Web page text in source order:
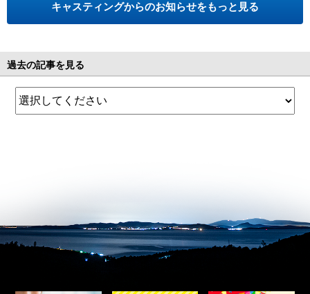
キャスティングからのお知らせをもっと見る
過去の記事を見る